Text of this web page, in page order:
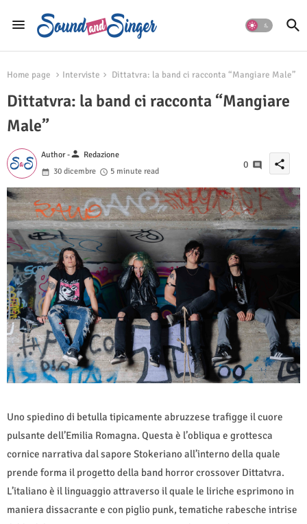
Home page Interviste Dittatvra: la band ci racconta “Mangiare Male”
Dittatvra: la band ci racconta “Mangiare
Male”
Author -person Redazione
30 dicembre
5 minute read
0 share
Uno spiedino di betulla tipicamente abruzzese trafigge il cuore
pulsante dell’Emilia Romagna. Questa è l’obliqua e grottesca
cornice narrativa dal sapore Stokeriano all’interno della quale
prende forma il progetto della band horror crossover Dittatvra.
L’italiano è il linguaggio attraverso il quale le liriche esprimono in
maniera dissacrante e con piglio punk, tematiche rabesche intrise